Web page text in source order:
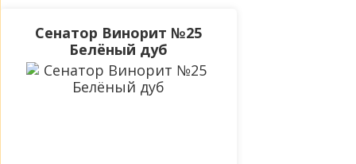
Сенатор Винорит №25
Белёный дуб